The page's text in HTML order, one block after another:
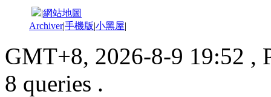
|網站地圖
Archiver|手機版|小黑屋|
GMT+8, 2026-8-9 19:52 ,
8 queries .